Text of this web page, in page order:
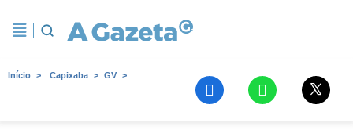
Início Capixaba GV